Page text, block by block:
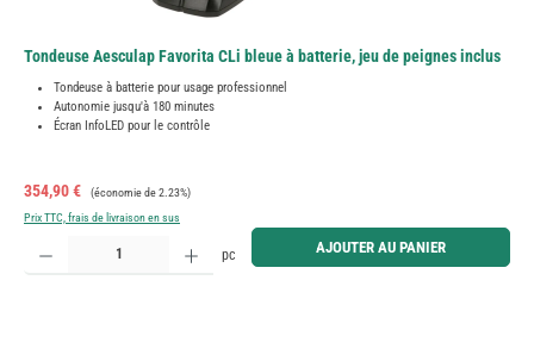
Tondeuse Aesculap Favorita CLi bleue à batterie, jeu de peignes inclus
Tondeuse à batterie pour usage professionnel
Autonomie jusqu'à 180 minutes
Écran InfoLED pour le contrôle
Prix de vente :
354,90 € Prix régulier :
(économie de 2.23%)
Prix TTC, frais de livraison en sus
Quantité de produit : Entrez la quantité souhaitée ou utilisez les boutons pour augmenter ou
pc AJOUTER AU PANIER